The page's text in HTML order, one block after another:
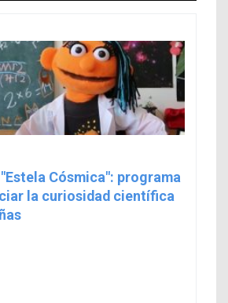
Cósmica": programa
la curiosidad científica